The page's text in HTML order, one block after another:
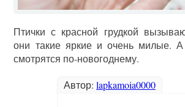
Птички с красной грудкой
они такие яркие и очень милые.
смотрятся по-новогоднему.
Автор: lapkamoia0000